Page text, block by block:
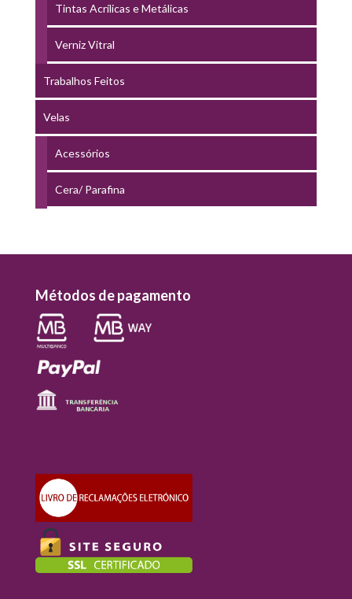
Tintas Acrílicas e Metálicas
Verniz Vitral
Trabalhos Feitos
Velas
Acessórios
Cera/ Parafina
Métodos de pagamento